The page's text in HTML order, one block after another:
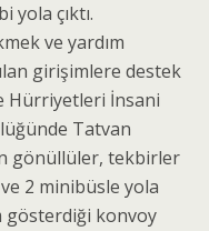
yola çıktı.
ve yardım
girişimlere destek
Hürriyetleri İnsani
Tatvan
gönüllüler, tekbirler
2 minibüsle yola
gösterdiği konvoy